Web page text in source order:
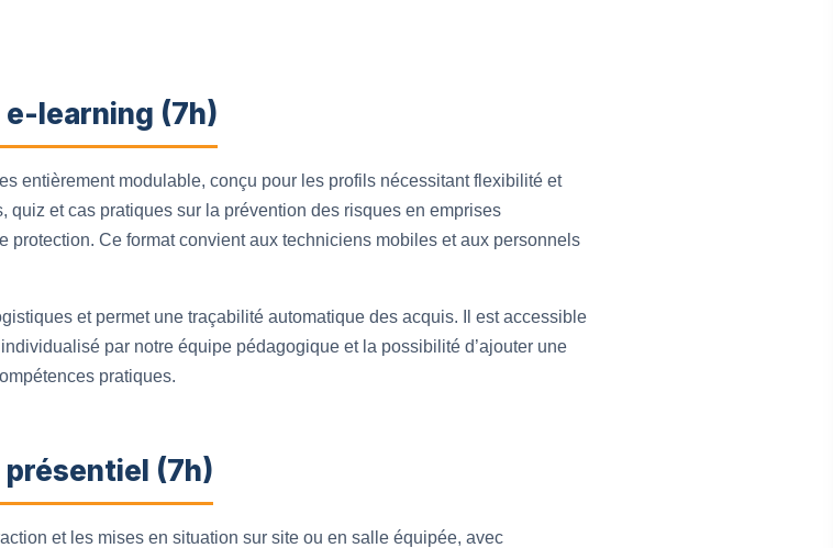
e-learning (7h)
entièrement modulable, conçu pour les profils nécessitant flexibilité et
quiz et cas pratiques sur la prévention des risques en emprises
protection. Ce format convient aux techniciens mobiles et aux personnels
et permet une traçabilité automatique des acquis. Il est accessible
par notre équipe pédagogique et la possibilité d’ajouter une
pratiques.
présentiel (7h)
et les mises en situation sur site ou en salle équipée, avec